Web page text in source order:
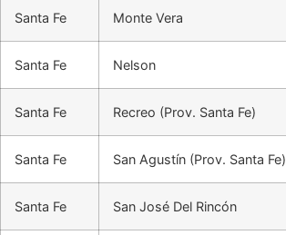
Santa Fe Monte Vera
Santa Fe Nelson
Santa Fe Recreo (Prov. Santa Fe)
Santa Fe San Agustín (Prov. Santa Fe)
Santa Fe San José Del Rincón